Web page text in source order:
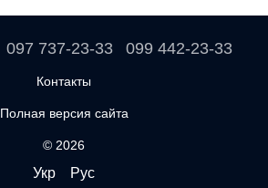
097 737-23-33 099 442-23-33
Контакты
Полная версия сайта
© 2026
Укр Рус